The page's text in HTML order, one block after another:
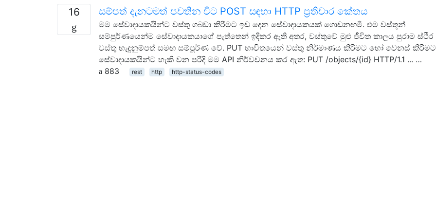
16 සම්පත් දැනටමත් පවතින විට POST සඳහා HTTP ප්‍රතිචාර කේතය
මම සේවාදායකයින්ට වස්තු ගබඩා කිරීමට ඉඩ දෙන සේවාදායකයක් ගොඩනඟමි. එම වස්තූන්
සම්පුර්ණයෙන්ම සේවාදායකයාගේ පැත්තෙන් ඉදිකර ඇති අතර, වස්තුවේ මුළු ජීවිත කාලය පුරාම
වස්තු හැඳුනුම්පත් සමඟ සම්පූර්ණ වේ. PUT භාවිතයෙන් වස්තු නිර්මාණය කිරීමට හෝ වෙනස් කිරීමට
සේවාදායකයින්ට හැකි වන පරිදි මම API නිර්වචනය කර ඇත: PUT /objects/{id} HTTP/1.1 ... …
883
rest http http-status-codes